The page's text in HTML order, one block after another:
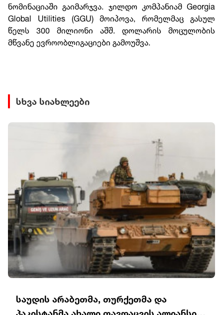
ნომინაციაში გაიმარჯვა. ჯილდო კომპანიამ Georgia
Global Utilities (GGU) მოიპოვა, რომელმაც გასულ
წელს 300 მილიონი აშშ. დოლარის მოცულობის
მწვანე ევროობლიგაციები გამოუშვა.
სხვა სიახლეები
საუდის არაბეთმა, თურქეთმა და